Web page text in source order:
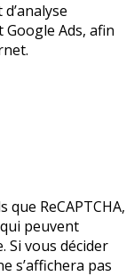
Google Ads, afin
ReCAPTCHA,
peuvent
Si vous décider
s’affichera pas